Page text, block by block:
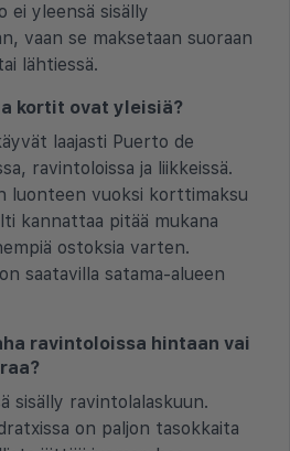
ei yleensä sisälly
vaan se maksetaan suoraan
lähtiessä.
kortit ovat yleisiä?
laajasti Puerto de
ravintoloissa ja liikkeissä.
luonteen vuoksi korttimaksu
kannattaa pitää mukana
ostoksia varten.
saatavilla satama-alueen
ravintoloissa hintaan vai
sisälly ravintolalaskuun.
on paljon tasokkaita